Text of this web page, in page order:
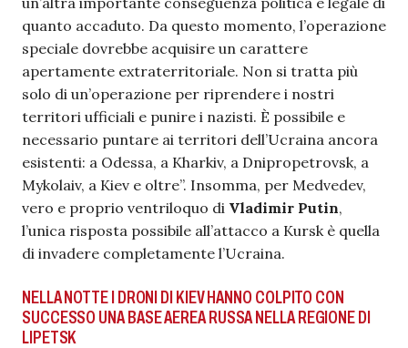
quanto accaduto. Da questo momento, l’operazione
speciale dovrebbe acquisire un carattere
apertamente extraterritoriale. Non si tratta più
solo di un’operazione per riprendere i nostri
territori ufficiali e punire i nazisti. È possibile e
necessario puntare ai territori dell’Ucraina ancora
esistenti: a Odessa, a Kharkiv, a Dnipropetrovsk, a
Mykolaiv, a Kiev e oltre”. Insomma, per Medvedev,
vero e proprio ventriloquo di Vladimir Putin,
l’unica risposta possibile all’attacco a Kursk è quella
di invadere completamente l’Ucraina.
NELLA NOTTE I DRONI DI KIEV HANNO COLPITO CON
SUCCESSO UNA BASE AEREA RUSSA NELLA REGIONE DI
LIPETSK